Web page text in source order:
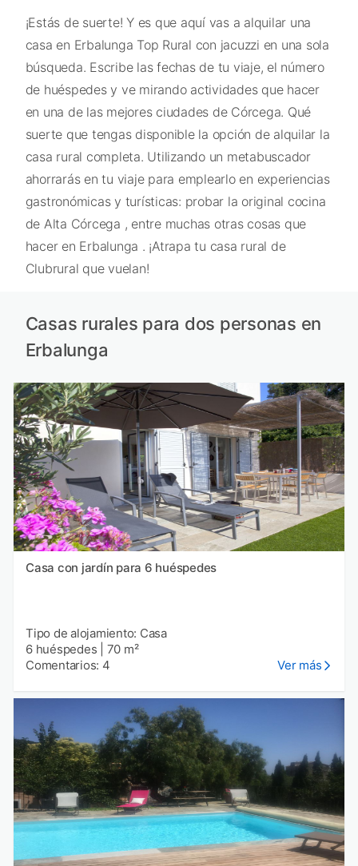
¡Estás de suerte! Y es que aquí vas a alquilar una
casa en Erbalunga Top Rural con jacuzzi en una sola
búsqueda. Escribe las fechas de tu viaje, el número
de huéspedes y ve mirando actividades que hacer
en una de las mejores ciudades de Córcega. Qué
suerte que tengas disponible la opción de alquilar la
casa rural completa. Utilizando un metabuscador
ahorrarás en tu viaje para emplearlo en experiencias
gastronómicas y turísticas: probar la original cocina
de Alta Córcega , entre muchas otras cosas que
hacer en Erbalunga . ¡Atrapa tu casa rural de
Clubrural que vuelan!
Casas rurales para dos personas en
Erbalunga
Casa con jardín para 6 huéspedes
Tipo de alojamiento: Casa
6 huéspedes
70 m²
Comentarios: 4
Ver más